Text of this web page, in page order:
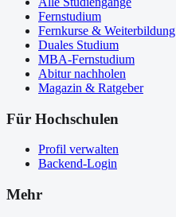
Fernstudium
Fernkurse & Weiterbildung
Duales Studium
MBA-Fernstudium
Abitur nachholen
Magazin & Ratgeber
Für Hochschulen
Profil verwalten
Backend-Login
Mehr